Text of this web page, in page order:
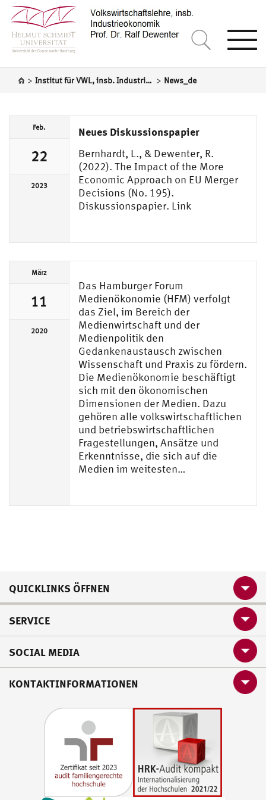
> Institut für VWL, insb. Industrieökonomik > News_de
Feb.
22
2023
Neues Diskussionspapier
Bernhardt, L., & Dewenter, R.
(2022). The Impact of the More
Economic Approach on EU Merger
Decisions (No. 195).
Diskussionspapier. Link
März
11
2020
Das Hamburger Forum
Medienökonomie (HFM) verfolgt
das Ziel, im Bereich der
Medienwirtschaft und der
Medienpolitik den
Gedankenaustausch zwischen
Wissenschaft und Praxis zu fördern.
Die Medienökonomie beschäftigt
sich mit den ökonomischen
Dimensionen der Medien. Dazu
gehören alle volkswirtschaftlichen
und betriebswirtschaftlichen
Fragestellungen, Ansätze und
Erkenntnisse, die sich auf die
Medien im weitesten…
QUICKLINKS ÖFFNEN
SERVICE
SOCIAL MEDIA
KONTAKTINFORMATIONEN